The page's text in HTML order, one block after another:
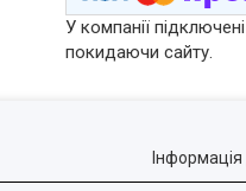
У компанії
покидаючи сайту.